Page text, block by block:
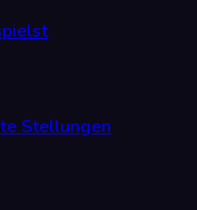
Stellungen